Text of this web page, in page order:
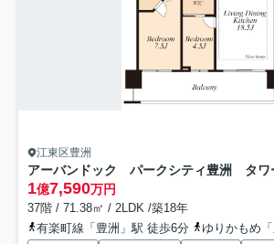
江東区豊洲
アーバンドック パークシティ豊洲 タワ
1億7,590万円
37階 / 71.38㎡ / 2LDK /築18年
有楽町線「豊洲」駅 徒歩6分
ゆりかもめ